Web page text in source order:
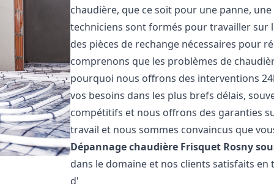
chaudière, que ce soit pour une panne,
techniciens sont formés pour travailler sur
des pièces de rechange nécessaires pour
comprenons que les problèmes de
pourquoi nous offrons des interventions
vos besoins dans les plus brefs délais,
compétitifs et nous offrons des garanties
travail et nous sommes convaincus que
Dépannage chaudière Frisquet Rosny
dans le domaine et nos clients satisfaits
d'